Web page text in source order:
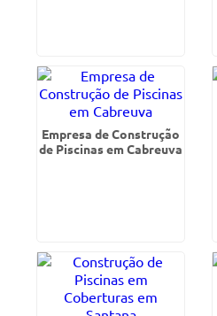
Empresa de Construção
de Piscinas em Cabreuva